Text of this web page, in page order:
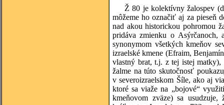
Ž 80 je kolektívny žalospev
môžeme ho označiť aj za pieseň
nad akou historickou pohromou
pridáva zmienku o Asýrčanoch,
synonymom všetkých kmeňov
izraelské kmene (Efraim,
vlastný brat, t.j. z tej istej
žalme na túto skutočnosť
v severoizraelskom Šíle, ako aj
ktoré sa viaže na „bojové“
kmeňovom zväze) sa